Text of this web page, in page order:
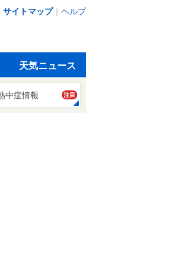
サイトマップ｜ ヘルプ
天気ニュース
中症情報 注目